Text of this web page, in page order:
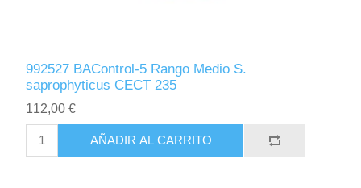
992527 BAControl-5 Rango Medio S.
saprophyticus CECT 235
112,00 €
AÑADIR AL CARRITO